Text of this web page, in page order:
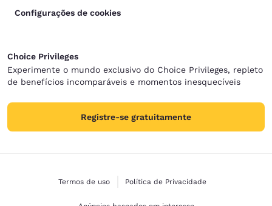
Configurações de cookies
Choice Privileges
Experimente o mundo exclusivo do Choice Privileges, repleto
de benefícios incomparáveis e momentos inesquecíveis
Registre-se gratuitamente
Termos de uso Política de Privacidade